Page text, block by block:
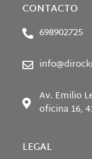
CONTACTO
698902725
Av. Emilio
oficina 16,
LEGAL